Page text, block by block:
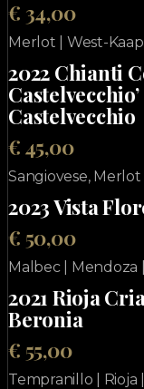
€ 34,00
Merlot | West-
2022 Chianti
Castelvecchio
€ 45,00
Sangiovese,
2023 Vista
€ 50,00
Malbec | Mendoza
2021 Rioja
Beronia
€ 55,00
Tempranillo | Rioja